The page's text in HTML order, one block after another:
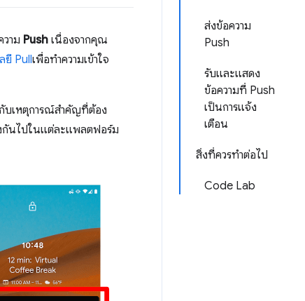
ส่งข้อความ
Push
รับและแสดง
ข้อความที่ Push
เป็นการแจ้ง
เตือน
สิ่งที่ควรทำต่อไป
Code Lab
าม Push เนื่องจากคุณ
ยี Pullเพื่อทำความเข้าใจ
กับเหตุการณ์สำคัญที่ต้อง
กันไปในแต่ละแพลตฟอร์ม